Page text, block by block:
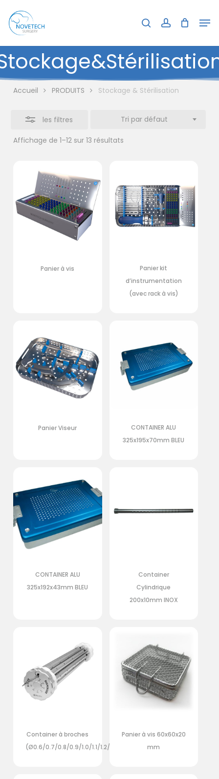
main
searchaccount
Panier Close
Cart
&
Accueil PRODUITS Stockage & Stérilisation
les filtres
Affichage de 1–12 sur 13 résultats
Tri par défaut
Close
Panier à vis
Panier kit
d’instrumentation
(avec rack à vis)
Panier Viseur
CONTAINER ALU
325x195x70mm BLEU
CONTAINER ALU
325x192x43mm BLEU
Container
Cylindrique
200x10mm INOX
Container à broches
(Ø0.6/0.7/0.8/0.9/1.0/1.1/1.2/1.4/1.6)
Panier à vis 60x60x20
mm